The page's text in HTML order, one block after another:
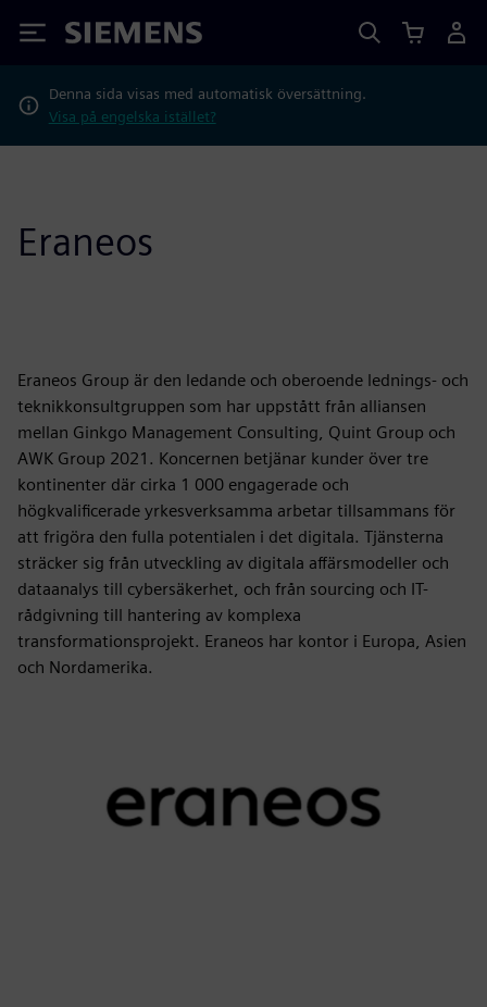
Siemens
Denna sida visas med automatisk översättning.
Visa på engelska istället?
Eraneos
Eraneos Group är den ledande och oberoende lednings- och
teknikkonsultgruppen som har uppstått från alliansen
mellan Ginkgo Management Consulting, Quint Group och
AWK Group 2021. Koncernen betjänar kunder över tre
kontinenter där cirka 1 000 engagerade och
högkvalificerade yrkesverksamma arbetar tillsammans för
att frigöra den fulla potentialen i det digitala. Tjänsterna
sträcker sig från utveckling av digitala affärsmodeller och
dataanalys till cybersäkerhet, och från sourcing och IT-
rådgivning till hantering av komplexa
transformationsprojekt. Eraneos har kontor i Europa, Asien
och Nordamerika.